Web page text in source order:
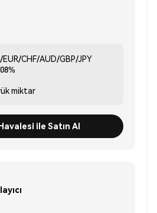
CHF/AUD/GBP/JPY
miktar
ile Satın Al